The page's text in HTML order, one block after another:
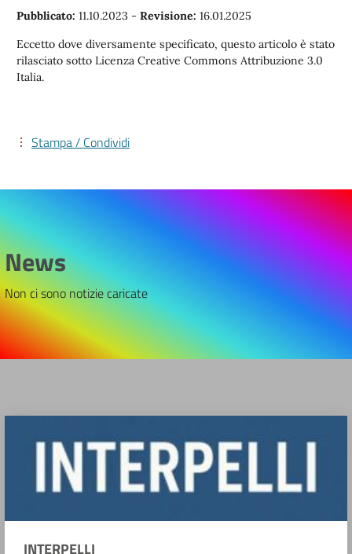
Pubblicato: 11.10.2023 - Revisione: 16.01.2025
Eccetto dove diversamente specificato, questo articolo è stato
rilasciato sotto Licenza Creative Commons Attribuzione 3.0
Italia.
Stampa / Condividi
News
Non ci sono notizie caricate
INTERPELLI